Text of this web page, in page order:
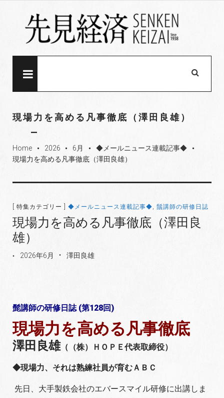
現場力を高める凡事徹底（澤田良雄）
Home fiber_manual_record 2026 fiber_manual_record 6月 fiber_manual_record ◆メールニュース連載記事◆ fiber_manual_record
現場力を高める凡事徹底（澤田良雄）
[ 特集カテゴリー ] ◆メールニュース連載記事◆ 鬚講師の研修日誌
現場力を高める凡事徹底（澤田良
雄）
2026年6月 澤田良雄
髭講師の研修日誌 (第128回)
現場力を高める凡事徹底
澤田良雄 （（株）ＨＯＰＥ代表取締役）
◆現場力、それは熟練社員が育むＡＢＣ
先日、大手製鉄会社のエバースマイル研修に出講しま